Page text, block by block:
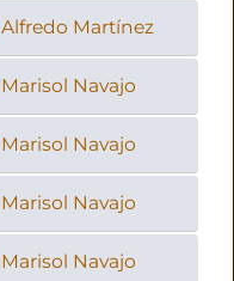
Alfredo Martínez
Marisol Navajo
Marisol Navajo
Marisol Navajo
Marisol Navajo